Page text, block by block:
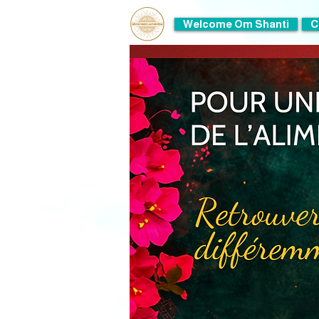
Welcome Om Shanti